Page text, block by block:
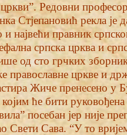
Редовни
Стјепановић рекла је
највећи правник
српска црква и
од сто грчких
православне цркве и
Жиче пренесено у
ће бити
посебан јер није
Свети Сава. “У то